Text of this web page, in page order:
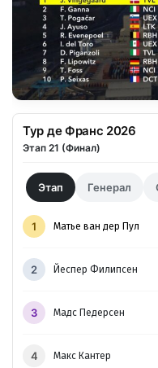
Тур де Франс 2026
Этап 21 (Финал)
Этап Генерал
1 Матье ван дер Пул
2 Йеспер Филипсен
3 Мадс Педерсен
4 Макс Кантер